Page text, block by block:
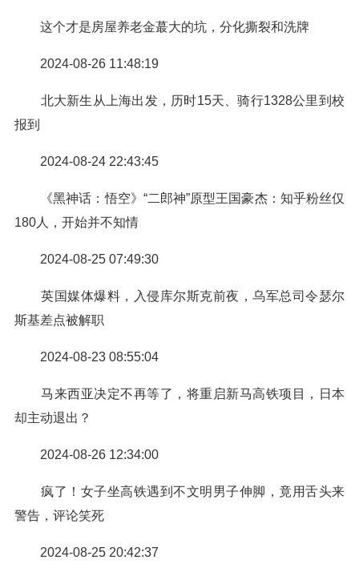
这个才是房屋养老金蕞大的坑，分化撕裂和洗牌
2024-08-26 11:48:19
北大新生从上海出发，历时15天、骑行1328公里到校
报到
2024-08-24 22:43:45
《黑神话：悟空》“二郎神”原型王国豪杰：知乎粉丝仅
180人，开始并不知情
2024-08-25 07:49:30
英国媒体爆料，入侵库尔斯克前夜，乌军总司令瑟尔
斯基差点被解职
2024-08-23 08:55:04
马来西亚决定不再等了，将重启新马高铁项目，日本
却主动退出？
2024-08-26 12:34:00
疯了！女子坐高铁遇到不文明男子伸脚，竟用舌头来
警告，评论笑死
2024-08-25 20:42:37